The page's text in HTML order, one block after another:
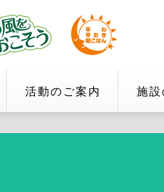
活動のご案内 施設